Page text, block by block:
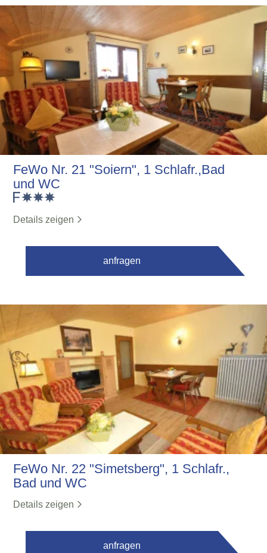
FeWo Nr. 21 "Soiern", 1 Schlafr.,Bad
und WC
Details zeigen
anfragen
FeWo Nr. 22 "Simetsberg", 1 Schlafr.,
Bad und WC
Details zeigen
anfragen